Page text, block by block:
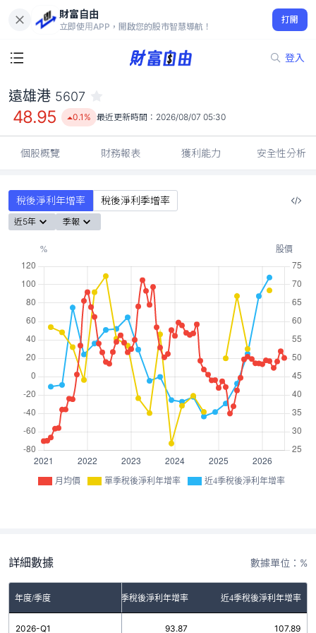
財富自由
立即使用APP，開啟您的股市智慧導航！
打開
登入
48.95
0.1%
遠雄港 5607
48.95 0.1% 最近更新時間： 2026/08/07 05:30
個股概覽 財務報表 獲利能力 安全性分析
稅後淨利年增率 稅後淨利季增率
近5年 季報
月均價 單季稅後淨利年增率 近4季稅後淨利年增率
詳細數據 數據單位：%
年度/季度 單季稅後淨利年增率 近4季稅後淨利年增率
2026-Q1 93.87 107.89